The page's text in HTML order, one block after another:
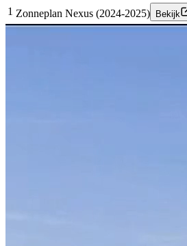
1 Zonneplan Nexus (2024-2025) Bekijk